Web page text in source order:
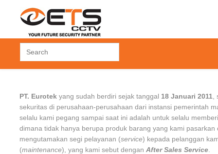
Hard Disk Drive
Others
Time Attendant
Time Attendant +
Access Door
PT. Eurotek yang sudah berdiri sejak tanggal 18 Januari 2011
sekuritas di perusahaan-perusahaan dari instansi pemerintah
selalu kami pegang sampai saat ini adalah untuk selalu
dimana tidak hanya berupa produk barang yang kami
mengutamakan segi pelayanan (service) kepada pelanggan
(maintenance), yang kami sebut dengan After Sales Service